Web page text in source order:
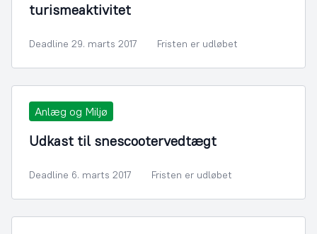
turismeaktivitet
Deadline 29. marts 2017 Fristen er udløbet
Anlæg og Miljø
Udkast til snescootervedtægt
Deadline 6. marts 2017 Fristen er udløbet